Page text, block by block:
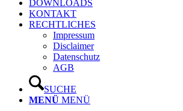
DOWNLOADS
KONTAKT
RECHTLICHES
Impressum
Disclaimer
Datenschutz
AGB
SUCHE
MENÜ MENÜ